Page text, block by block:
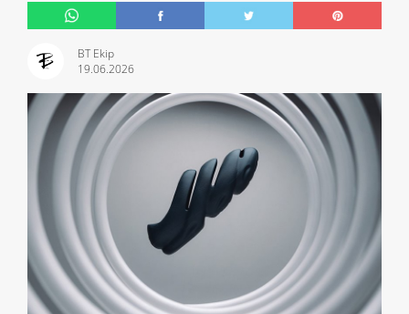
BT Ekip
19.06.2026